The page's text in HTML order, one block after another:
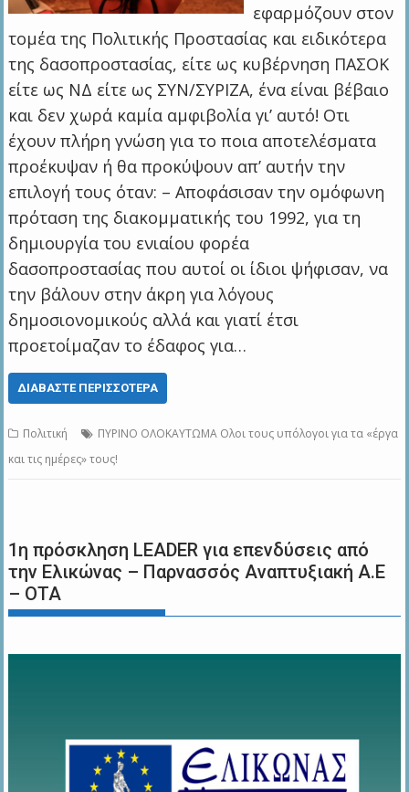
εφαρμόζουν στον
τομέα της Πολιτικής Προστασίας και ειδικότερα
της δασοπροστασίας, είτε ως κυβέρνηση ΠΑΣΟΚ
είτε ως ΝΔ είτε ως ΣΥΝ/ΣΥΡΙΖΑ, ένα είναι βέβαιο
και δεν χωρά καμία αμφιβολία γι’ αυτό! Οτι
έχουν πλήρη γνώση για το ποια αποτελέσματα
προέκυψαν ή θα προκύψουν απ’ αυτήν την
επιλογή τους όταν: – Αποφάσισαν την ομόφωνη
πρόταση της διακομματικής του 1992, για τη
δημιουργία του ενιαίου φορέα
δασοπροστασίας που αυτοί οι ίδιοι ψήφισαν, να
την βάλουν στην άκρη για λόγους
δημοσιονομικούς αλλά και γιατί έτσι
προετοίμαζαν το έδαφος για…
ΔΙΑΒΆΣΤΕ ΠΕΡΙΣΣΌΤΕΡΑ
Πολιτική
ΠΥΡΙΝΟ ΟΛΟΚΑΥΤΩΜΑ Ολοι τους υπόλογοι για τα «έργα
και τις ημέρες» τους!
1η πρόσκληση LEADER για επενδύσεις από
την Ελικώνας – Παρνασσός Αναπτυξιακή Α.Ε
– ΟΤΑ